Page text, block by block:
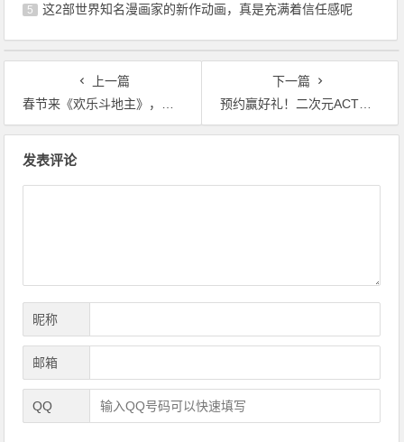
5 这2部世界知名漫画家的新作动画，真是充满着信任感呢
上一篇
春节来《欢乐斗地主》，一起打牌、偷菜、报蔡明！
下一篇
预约赢好礼！二次元ACT《绿梦：时空之声》「蚀梦测试」招募今日开启
发表评论
昵称
邮箱
QQ